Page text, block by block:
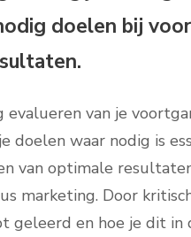
doelen bij voor
van je
doelen waar nodig is
van optimale
marketing. Door
geleerd en hoe je dit in